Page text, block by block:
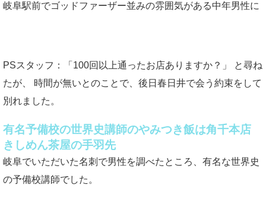
岐阜駅前でゴッドファーザー並みの雰囲気がある中年男性に
PSスタッフ：「100回以上通ったお店ありますか？」 と尋ね
たが、 時間が無いとのことで、後日春日井で会う約束をして
別れました。
有名予備校の世界史講師のやみつき飯は角千本店
きしめん茶屋の手羽先
岐阜でいただいた名刺で男性を調べたところ、有名な世界史
の予備校講師でした。